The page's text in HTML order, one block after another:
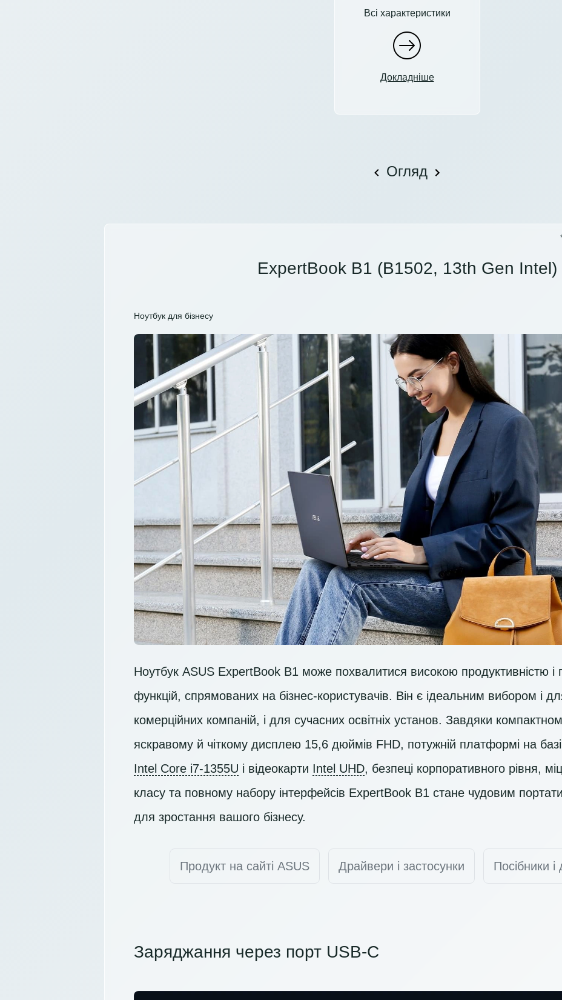
Всі характеристики
Докладніше
Огляд
ExpertBook B1 (B1502, 13th Gen Intel)
Ноутбук для бізнесу
Ноутбук ASUS ExpertBook B1 може похвалитися високою продуктивністю і
функцій, спрямованих на бізнес-користувачів. Він є ідеальним вибором і
комерційних компаній, і для сучасних освітніх установ. Завдяки
яскравому й чіткому дисплею 15,6 дюймів FHD, потужній платформі на
Intel Core i7-1355U і відеокарти Intel UHD, безпеці корпоративного рівня,
класу та повному набору інтерфейсів ExpertBook B1 стане чудовим
для зростання вашого бізнесу.
Продукт на сайті ASUS Драйвери і застосунки Посібники і
Заряджання через порт USB-C